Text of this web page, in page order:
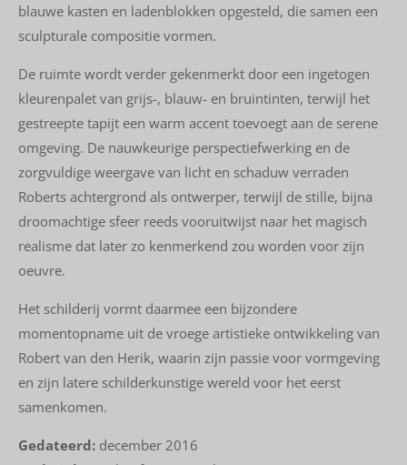
blauwe kasten en ladenblokken opgesteld, die samen een
sculpturale compositie vormen.
De ruimte wordt verder gekenmerkt door een ingetogen
kleurenpalet van grijs-, blauw- en bruintinten, terwijl het
gestreepte tapijt een warm accent toevoegt aan de serene
omgeving. De nauwkeurige perspectiefwerking en de
zorgvuldige weergave van licht en schaduw verraden
Roberts achtergrond als ontwerper, terwijl de stille, bijna
droomachtige sfeer reeds vooruitwijst naar het magisch
realisme dat later zo kenmerkend zou worden voor zijn
oeuvre.
Het schilderij vormt daarmee een bijzondere
momentopname uit de vroege artistieke ontwikkeling van
Robert van den Herik, waarin zijn passie voor vormgeving
en zijn latere schilderkunstige wereld voor het eerst
samenkomen.
Gedateerd: december 2016